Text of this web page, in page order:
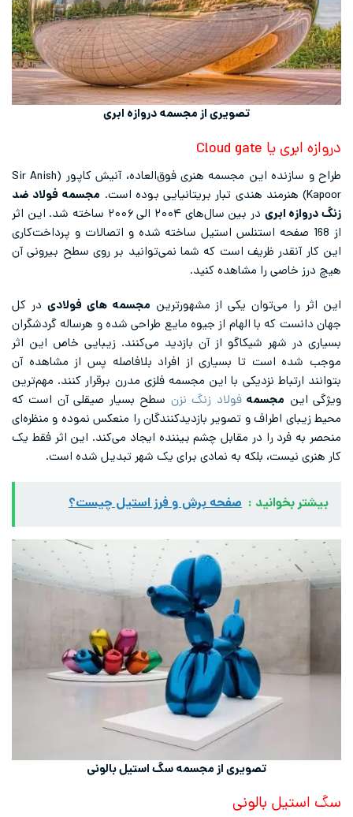
تصویری از مجسمه دروازه ابری
دروازه ابری یا Cloud gate
طراح و سازنده این مجسمه هنری فوق‌العاده، آنیش کاپور (Sir Anish
Kapoor) هنرمند هندی تبار بریتانیایی بوده است.
مجسمه فولاد ضد
زنگ دروازه ابری
در بین سال‌های ۲۰۰۴ الی ۲۰۰۶ ساخته شد. این اثر
از 168 صفحه استنلس استیل ساخته شده و اتصالات و پرداخت‌کاری
این کار آنقدر ظریف است که شما نمی‌توانید بر روی سطح بیرونی آن
هیچ درز خاصی را مشاهده کنید.
این اثر را می‌‌توان یکی از مشهورترین مجسمه های فولادی در کل
جهان دانست که با الهام از جیوه مایع طراحی شده و هرساله گردشگران
بسیاری در شهر شیکاگو از آن بازدید می‌کنند. زیبایی خاص این اثر
موجب شده است تا بسیاری از افراد بلافاصله پس از مشاهده آن
بتوانند ارتباط نزدیکی با این مجسمه فلزی مدرن برقرار کنند. مهم‌ترین
ویژگی‌ این مجسمهفولاد زنگ نزن سطح بسیار صیقلی آن است که
محیط زیبای اطراف و تصویر بازدید‌کنندگان را منعکس نموده و منظره‌ای
منحصر به فرد را در مقابل چشم بیننده ایجاد می‌کند. این اثر فقط یک
کار هنری نیست، بلکه به نمادی برای یک شهر تبدیل شده است.
بیشتر بخوانید : صفحه برش و فرز استیل چیست؟
تصویری از مجسمه سگ استیل بالونی
سگ استیل بالونی